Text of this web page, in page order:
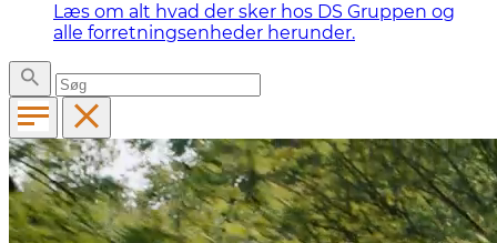
Læs om alt hvad der sker hos DS Gruppen og
alle forretningsenheder herunder.